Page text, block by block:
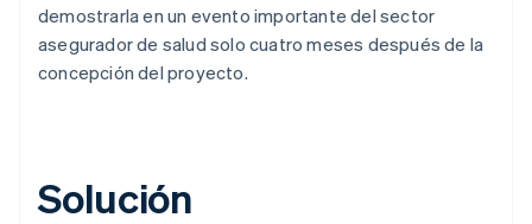
demostrarla en un evento importante del sector
asegurador de salud solo cuatro meses después de la
concepción del proyecto.
Solución